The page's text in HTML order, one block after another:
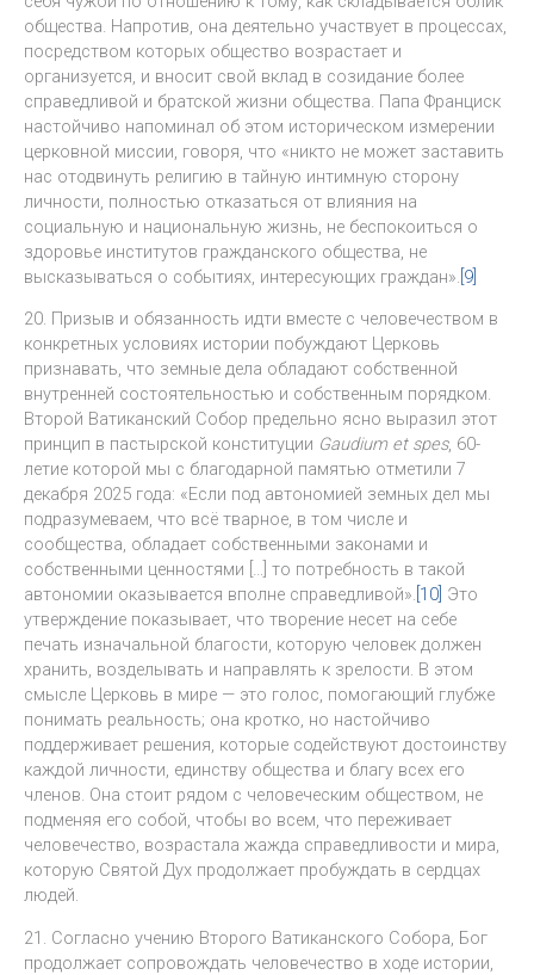
общества. Напротив, она деятельно участвует в процессах,
посредством которых общество возрастает и
организуется, и вносит свой вклад в созидание более
справедливой и братской жизни общества. Папа Франциск
настойчиво напоминал об этом историческом измерении
церковной миссии, говоря, что «никто не может заставить
нас отодвинуть религию в тайную интимную сторону
личности, полностью отказаться от влияния на
социальную и национальную жизнь, не беспокоиться о
здоровье институтов гражданского общества, не
высказываться о событиях, интересующих граждан». [9]
20. Призыв и обязанность идти вместе с человечеством в
конкретных условиях истории побуждают Церковь
признавать, что земные дела обладают собственной
внутренней состоятельностью и собственным порядком.
Второй Ватиканский Собор предельно ясно выразил этот
принцип в пастырской конституции Gaudium et spes, 60-
летие которой мы с благодарной памятью отметили 7
декабря 2025 года: «Если под автономией земных дел мы
подразумеваем, что всё тварное, в том числе и
сообщества, обладает собственными законами и
собственными ценностями […] то потребность в такой
автономии оказывается вполне справедливой». [10] Это
утверждение показывает, что творение несет на себе
печать изначальной благости, которую человек должен
хранить, возделывать и направлять к зрелости. В этом
смысле Церковь в мире — это голос, помогающий глубже
понимать реальность; она кротко, но настойчиво
поддерживает решения, которые содействуют достоинству
каждой личности, единству общества и благу всех его
членов. Она стоит рядом с человеческим обществом, не
подменяя его собой, чтобы во всем, что переживает
человечество, возрастала жажда справедливости и мира,
которую Святой Дух продолжает пробуждать в сердцах
людей.
21. Согласно учению Второго Ватиканского Собора, Бог
продолжает сопровождать человечество в ходе истории,